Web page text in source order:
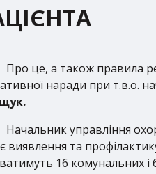
Про це, а також правила
наради при т.в.о.
Начальник управління
виявлення та
16 комунальних і